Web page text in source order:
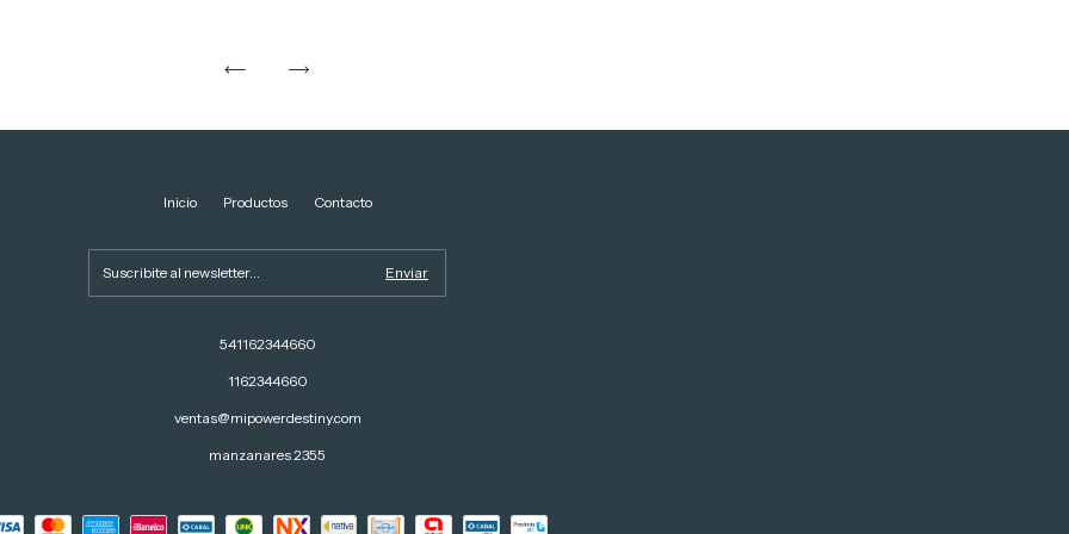
Inicio Productos Contacto
541162344660
1162344660
ventas@mipowerdestiny.com
manzanares 2355